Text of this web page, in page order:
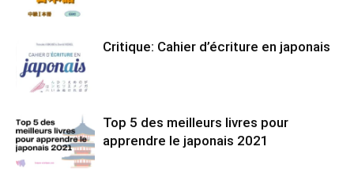
Critique: Cahier d’écriture en japonais
Top 5 des meilleurs livres pour
apprendre le japonais 2021